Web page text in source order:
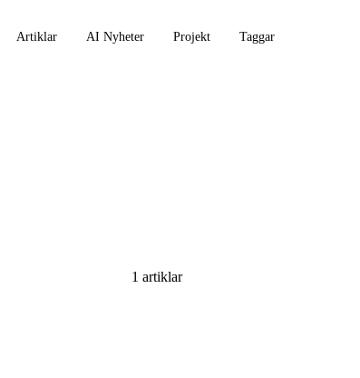
Artiklar AI Nyheter Projekt Taggar
1 artiklar